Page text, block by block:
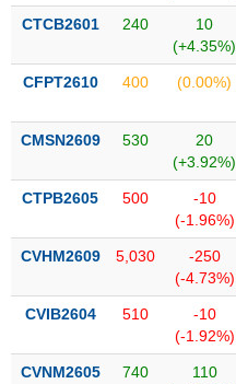
CTCB2601 240
10
(+4.35%)
CFPT2610 400 (0.00%)
CMSN2609 530
20
(+3.92%)
CTPB2605 500
-10
(-1.96%)
CVHM2609 5,030
-250
(-4.73%)
CVIB2604 510
-10
(-1.92%)
CVNM2605 740
110
CÔNG
NGHỆ
TIN
DỊCH
TRUYỀN
THÔNG
TIỆN